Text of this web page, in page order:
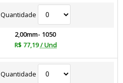
Quantidade
2,00mm- 1050
R$ 77,19 / Und
Quantidade